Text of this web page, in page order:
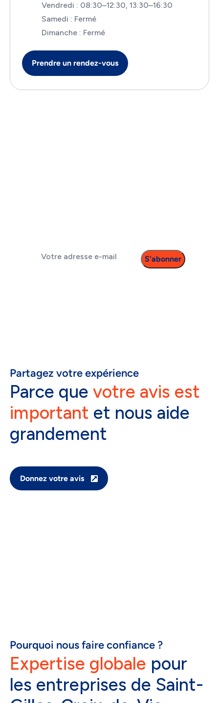
Vendredi : 08:30–12:30, 13:30–16:30
Samedi : Fermé
Dimanche : Fermé
Prendre un rendez-vous
Partagez votre expérience
Parce que votre avis est
important et nous aide
grandement
Donnez votre avis
Pourquoi nous faire confiance ?
Expertise globale pour
les entreprises de Saint-